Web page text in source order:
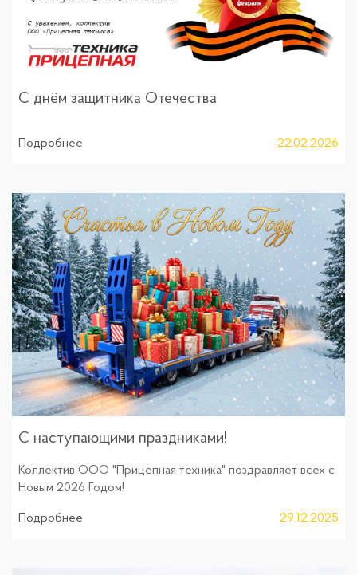
С днём защитника Отечества
Подробнее 22.02.2026
С наступающими праздниками!
Коллектив ООО "Прицепная техника" поздравляет всех с
Новым 2026 Годом!
Подробнее 29.12.2025